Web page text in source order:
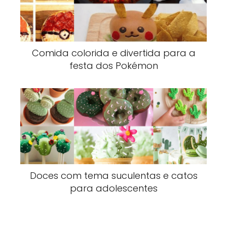
Comida colorida e divertida para a
festa dos Pokémon
Doces com tema suculentas e catos
para adolescentes